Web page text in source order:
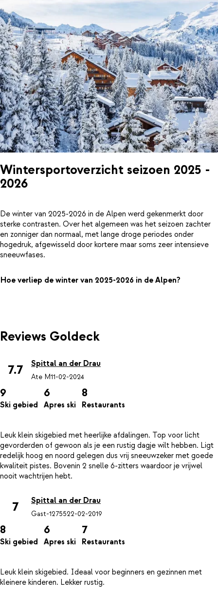
Wintersportoverzicht seizoen 2025 -
2026
De winter van 2025-2026 in de Alpen werd gekenmerkt door
sterke contrasten. Over het algemeen was het seizoen zachter
en zonniger dan normaal, met lange droge periodes onder
hogedruk, afgewisseld door kortere maar soms zeer intensieve
sneeuwfases.
Hoe verliep de winter van 2025-2026 in de Alpen?
Reviews Goldeck
7.7 Spittal an der Drau
Ate M11-02-2024
9
Ski gebied
6
Apres ski
8
Restaurants
Leuk klein skigebied met heerlijke afdalingen. Top voor licht
gevorderden of gewoon als je een rustig dagje wilt hebben. Ligt
redelijk hoog en noord gelegen dus vrij sneeuwzeker met goede
kwaliteit pistes. Bovenin 2 snelle 6-zitters waardoor je vrijwel
7 Spittal an der Drau
Gast-1275522-02-2019
8
Ski gebied
6
Apres ski
7
Restaurants
Leuk klein skigebied. Ideaal voor beginners en gezinnen met